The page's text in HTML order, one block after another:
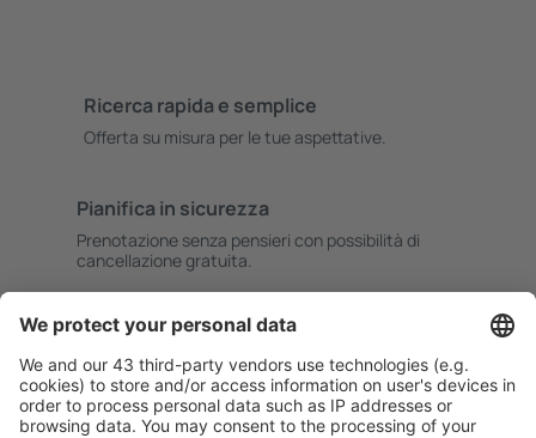
Ricerca rapida e semplice
Offerta su misura per le tue aspettative.
Pianifica in sicurezza
Prenotazione senza pensieri con possibilità di
cancellazione gratuita.
Risparmia di più
Prezzi attraenti e offerte speciali per gli utenti registrati.
L’alloggio che ti piace